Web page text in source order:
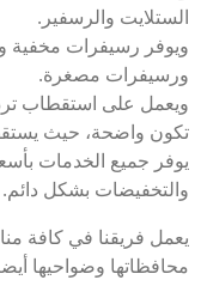
الستلايت والرسفير.
ويوفر رسيفرات مخفية
ورسيفرات مصغرة.
ويعمل على استقطاب
تكون واضحة، حيث
يوفر جميع الخدمات
والتخفيضات بشكل دائم.
يعمل فريقنا في كافة
محافظاتها وضواحيها